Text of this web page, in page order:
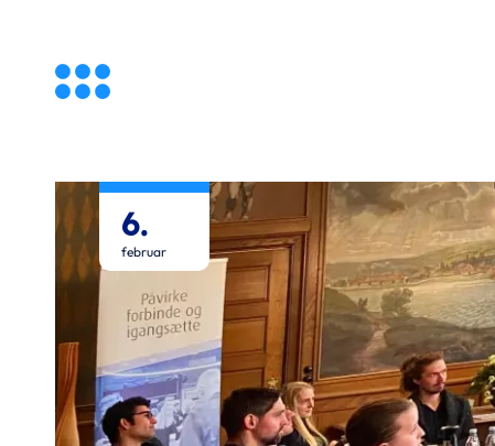
6.
februar